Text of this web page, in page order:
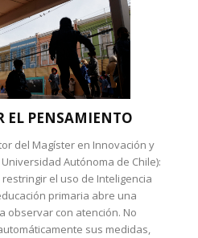
EL PENSAMIENTO
del Magíster en Innovación y
Autónoma de Chile):
el uso de Inteligencia
primaria abre una
observar con atención. No
sus medidas,